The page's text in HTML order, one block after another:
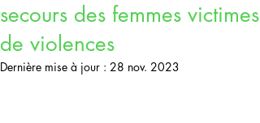
secours des femmes victimes
de violences
Dernière mise à jour : 28 nov. 2023